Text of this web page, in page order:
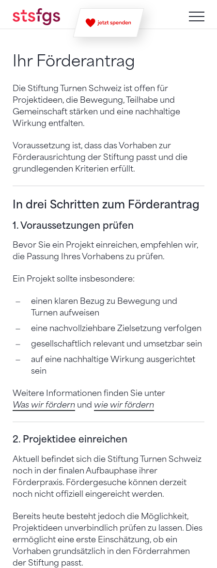
Zum Inhalt springen
Zur Sitemap navigieren
Zum Navigieren dieser Seite wird JavaScript benötigt.
Ihr Förderantrag
Die Stiftung Turnen Schweiz ist offen für
Projektideen, die Bewegung, Teilhabe und
Gemeinschaft stärken und eine nachhaltige
Wirkung entfalten.
Voraussetzung ist, dass das Vorhaben zur
Förderausrichtung der Stiftung passt und die
grundlegenden Kriterien erfüllt.
In drei Schritten zum Förderantrag
1. Voraussetzungen prüfen
Bevor Sie ein Projekt einreichen, empfehlen wir,
die Passung Ihres Vorhabens zu prüfen.
Ein Projekt sollte insbesondere:
einen klaren Bezug zu Bewegung und
Turnen aufweisen
eine nachvollziehbare Zielsetzung verfolgen
gesellschaftlich relevant und umsetzbar sein
auf eine nachhaltige Wirkung ausgerichtet
sein
Weitere Informationen finden Sie unter
Was wir fördern und wie wir fördern
2. Projektidee einreichen
Aktuell befindet sich die Stiftung Turnen Schweiz
noch in der finalen Aufbauphase ihrer
Förderpraxis. Fördergesuche können derzeit
noch nicht offiziell eingereicht werden.
Bereits heute besteht jedoch die Möglichkeit,
Projektideen unverbindlich prüfen zu lassen. Dies
ermöglicht eine erste Einschätzung, ob ein
Vorhaben grundsätzlich in den Förderrahmen
der Stiftung passt.